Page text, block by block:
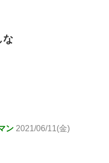
な
ン 2021/06/11(金)